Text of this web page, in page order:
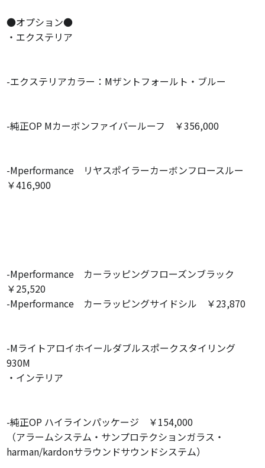
●オプション●
・エクステリア
-エクステリアカラー：Mザントフォールト・ブルー
-純正OP Mカーボンファイバールーフ ￥356,000
-Mperformance リヤスポイラーカーボンフロースルー
￥416,900
-Mperformance カーラッピングフローズンブラック
￥25,520
-Mperformance カーラッピングサイドシル ￥23,870
-Mライトアロイホイールダブルスポークスタイリング
930M
・インテリア
-純正OP ハイラインパッケージ ￥154,000
（アラームシステム・サンプロテクションガラス・
harman/kardonサラウンドサウンドシステム）